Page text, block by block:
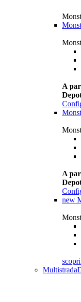
A
A
new
Multistrada